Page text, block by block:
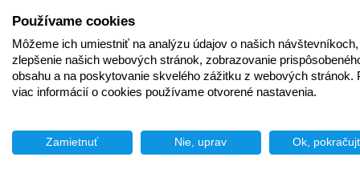
Používame cookies
Môžeme ich umiestniť na analýzu údajov o našich
zlepšenie našich webových stránok, zobrazovanie
obsahu a na poskytovanie skvelého zážitku z webových stránok.
viac informácií o cookies používame otvorené nastavenia.
Zamietnuť Nie, uprav Ok,